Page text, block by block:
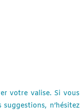
votre valise. Si vous
n’hésitez